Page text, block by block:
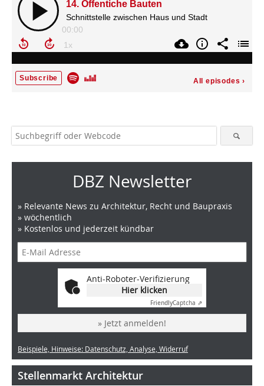
DBZ Newsletter
» Relevante News zu Architektur, Recht und Baupraxis
» wöchentlich
» Kostenlos und jederzeit kündbar
Anti-Roboter-Verifizierung
Hier klicken
FriendlyCaptcha ⇗
» Jetzt anmelden!
Beispiele, Hinweise: Datenschutz, Analyse, Widerruf
Stellenmarkt Architektur